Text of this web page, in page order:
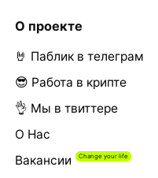
О проекте
🤘 Паблик в телеграм
😎 Работа в крипте
👌 Мы в твиттере
О Нас
Вакансии